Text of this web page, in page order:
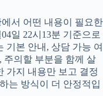
서 어떤 내용이 필요한
일 22시13분 기준으로
기본 안내, 상담 가능 여
주의할 부분을 함께 살
가지 내용만 보고 결정
는 방식이 더 안정적입